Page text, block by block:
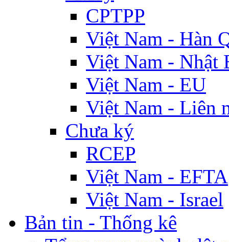
CPTPP
Việt Nam - Hàn
Việt Nam - Nhật
Việt Nam - EU
Việt Nam - Liên
Chưa ký
RCEP
Việt Nam - EFTA
Việt Nam - Israel
Bản tin - Thống kê